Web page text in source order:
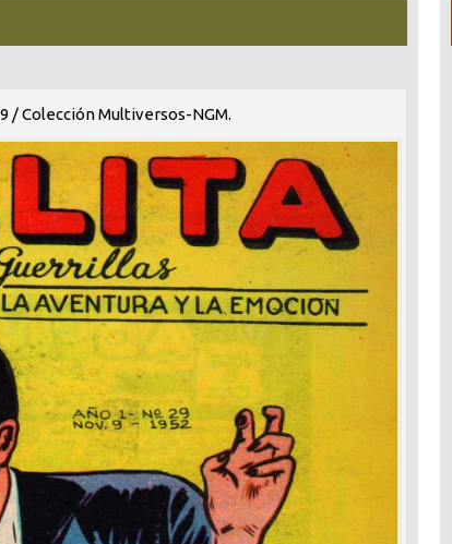
/ Colección Multiversos-NGM.